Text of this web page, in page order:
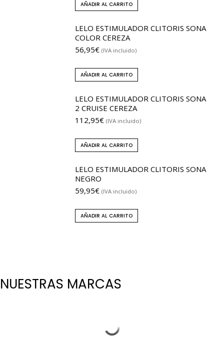
AÑADIR AL CARRITO
LELO ESTIMULADOR CLITORIS SONA
COLOR CEREZA
56,95€ (IVA incluido)
AÑADIR AL CARRITO
LELO ESTIMULADOR CLITORIS SONA
2 CRUISE CEREZA
112,95€ (IVA incluido)
AÑADIR AL CARRITO
LELO ESTIMULADOR CLITORIS SONA
NEGRO
59,95€ (IVA incluido)
AÑADIR AL CARRITO
NUESTRAS MARCAS